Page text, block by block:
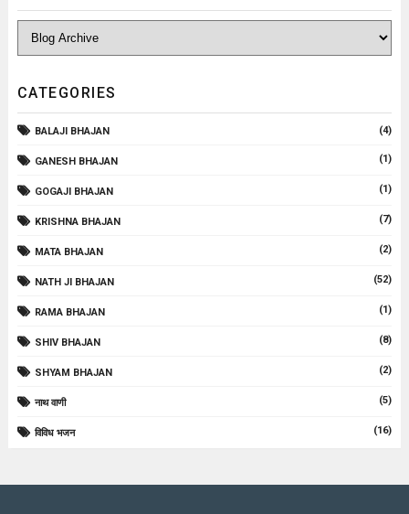
CATEGORIES
BALAJI BHAJAN (4)
GANESH BHAJAN (1)
GOGAJI BHAJAN (1)
KRISHNA BHAJAN (7)
MATA BHAJAN (2)
NATH JI BHAJAN (52)
RAMA BHAJAN (1)
SHIV BHAJAN (8)
SHYAM BHAJAN (2)
नाथ वाणी (5)
विविध भजन (16)